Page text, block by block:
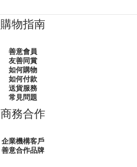
購物指南
善意會員
友善同賞
如何購物
如何付款
送貨服務
常見問題
商務合作
企業機構客戶
善意合作品牌